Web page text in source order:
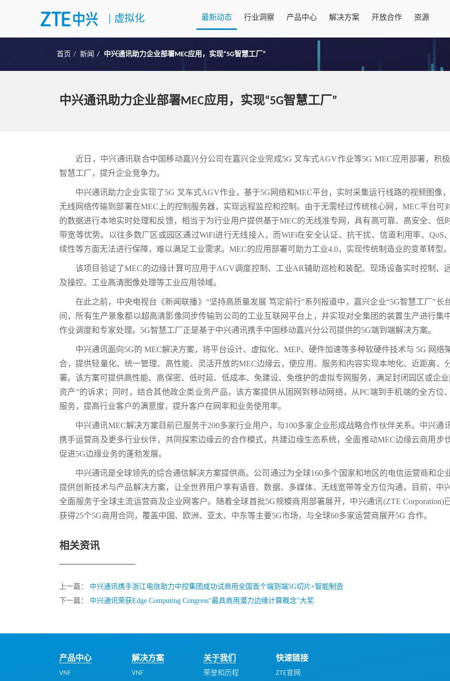
虚拟化 最新动态 行业洞察 产品中心 解决方案 开放合作 资源
首页 新闻 中兴通讯助力企业部署MEC应用，实现“5G智慧工厂”
中兴通讯助力企业部署MEC应用，实现“5G智慧工厂”
近日，中兴通讯联合中国移动嘉兴分公司在嘉兴企业完成5G 叉车式AGV作业等5G MEC应用部署，积
智慧工厂，提升企业竞争力。
中兴通讯助力企业实现了5G 叉车式AGV作业，基于5G网络和MEC平台，实时采集运行线路的视频图像
无线网络传输到部署在MEC上的控制服务器，实现远程监控和控制。由于无需经过传统核心网，MEC平台可
的数据进行本地实时处理和反馈，相当于为行业用户提供基于MEC的无线准专网，具有高可靠、高安全、低
带宽等优势。以往多数厂区或园区通过WiFi进行无线接入，而WiFi在安全认证、抗干扰、信道利用率、QoS
续性等方面无法进行保障，难以满足工业需求。MEC的应用部署可助力工业4.0，实现传统制造业的变革转型。
该项目验证了MEC的边缘计算可应用于AGV调度控制、工业AR辅助巡检和装配、现场设备实时控制、
及操控、工业高清图像处理等工业应用领域。
在此之前，中央电视台《新闻联播》“坚持高质量发展 笃定前行”系列报道中，嘉兴企业“5G智慧工厂”长
间，所有生产景象都以超高清影像同步传输到公司的工业互联网平台上，并实现对全集团的装置生产进行集
作业调度和专家处理。5G智慧工厂正是基于中兴通讯携手中国移动嘉兴分公司提供的5G端到端解决方案。
中兴通讯面向5G的 MEC解决方案，将平台设计、虚拟化、MEP、硬件加速等多种软硬件技术与 5G 网络
合，提供轻量化、统一管理、高性能、灵活开放的MEC边缘云，使应用、服务和内容实现本地化、近距离、
署。该方案可提供高性能、高保密、低时延、低成本、免建设、免维护的虚拟专网服务，满足封闭园区或企业
资产”的诉求；同时，结合其他政企类业务产品，该方案提供从固网到移动网络，从PC端到手机端的全方位
服务，提高行业客户的满意度，提升客户在网率和业务使用率。
中兴通讯MEC解决方案目前已服务于200多家行业用户，与100多家企业形成战略合作伙伴关系。中兴通
携手运营商及更多行业伙伴，共同探索边缘云的合作模式，共建边缘生态系统，全面推动MEC边缘云商用步
促进5G边缘业务的蓬勃发展。
中兴通讯是全球领先的综合通信解决方案提供商。公司通过为全球160多个国家和地区的电信运营商和企
提供创新技术与产品解决方案，让全世界用户享有语音、数据、多媒体、无线宽带等全方位沟通。目前，中
全面服务于全球主流运营商及企业网客户。随着全球首批5G规模商用部署展开，中兴通讯(ZTE Corporation)
获得25个5G商用合同，覆盖中国、欧洲、亚太、中东等主要5G市场，与全球60多家运营商展开5G 合作。
相关资讯
上一篇： 中兴通讯携手浙江电信助力中控集团成功试商用全国首个端到端5G切片+智能制造
下一篇： 中兴通讯荣获Edge Computing Congress“最具商用潜力边缘计算概念”大奖
产品中心
VNF
解决方案
VNF
关于我们
荣誉和历程
快速链接
ZTE官网